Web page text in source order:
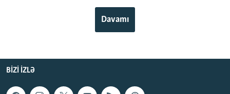
Davamı
BIZI IZLƏ